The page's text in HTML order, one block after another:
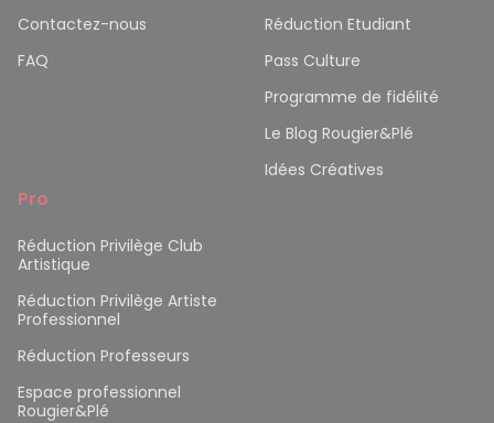
Contactez-nous
FAQ
Réduction Etudiant
Pass Culture
Programme de fidélité
Le Blog Rougier&Plé
Idées Créatives
Pro
Réduction Privilège Club
Artistique
Réduction Privilège Artiste
Professionnel
Réduction Professeurs
Espace professionnel
Rougier&Plé